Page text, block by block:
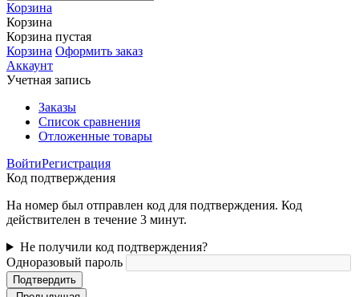
Корзина
Корзина
Корзина пустая
Корзина Оформить заказ
Аккаунт
Учетная запись
Заказы
Список сравнения
Отложенные товары
ВойтиРегистрация
Код подтверждения
На номер был отправлен код для подтверждения. Код
действителен в течение 3 минут.
Не получили код подтверждения?
Одноразовый пароль
Подтвердить